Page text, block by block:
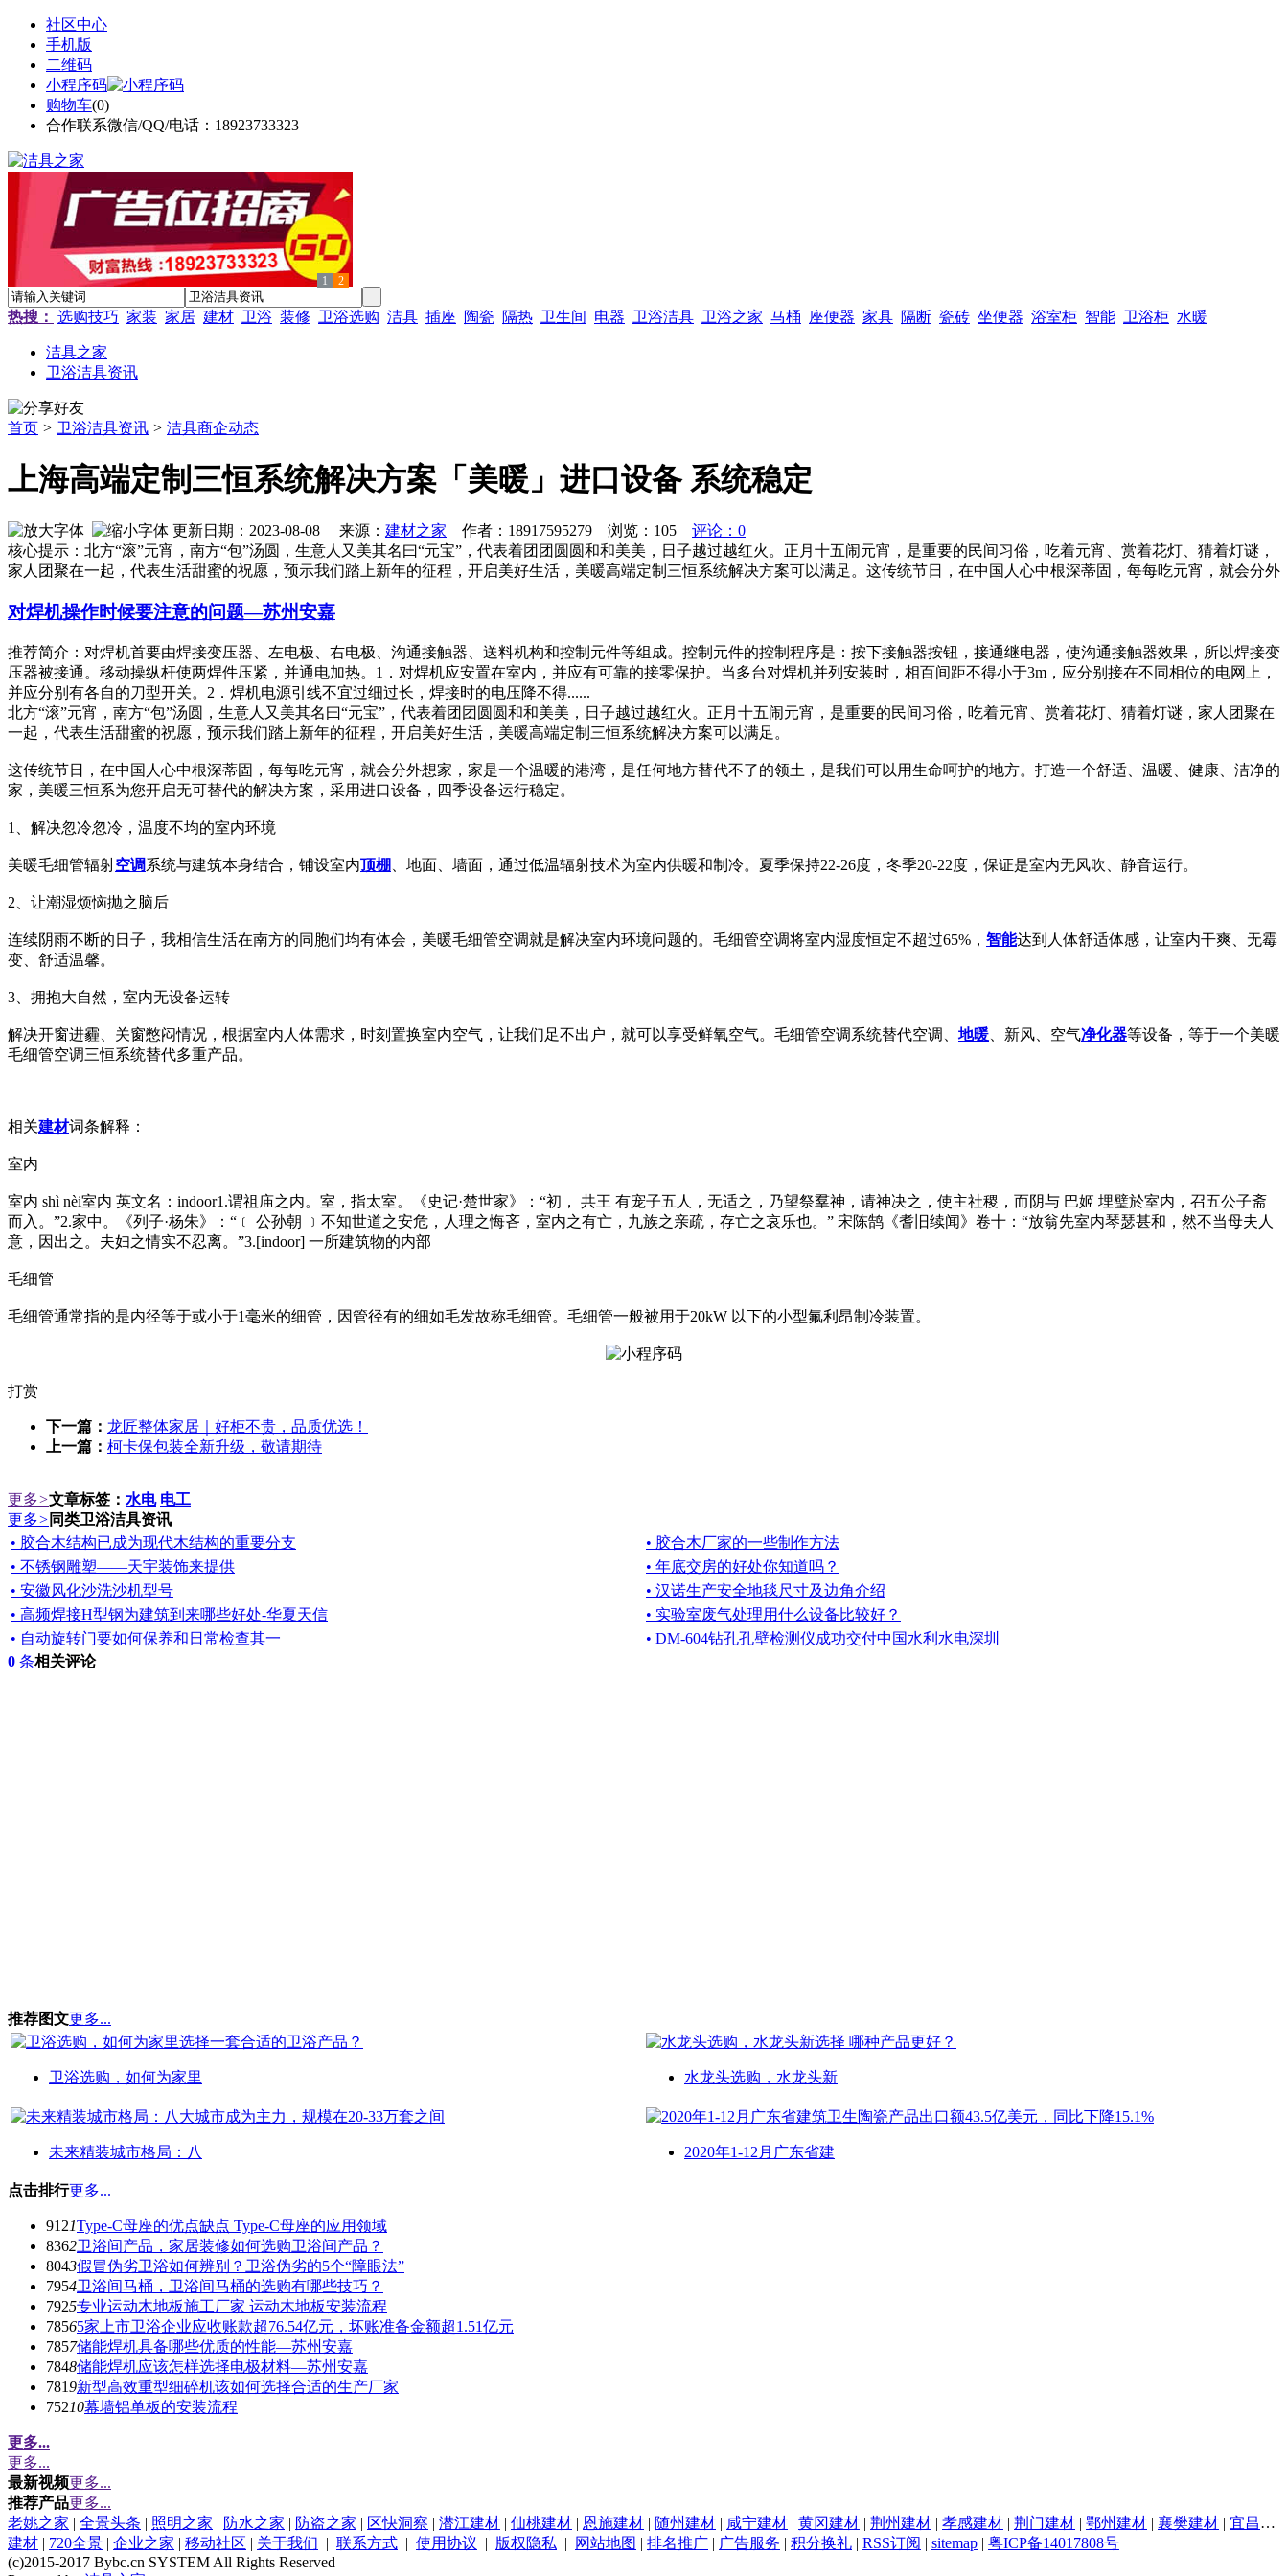
社区中心
手机版
二维码
小程序码
购物车(0)
合作联系微信/QQ/电话：18923733323
1 2
热搜： 选购技巧 家装 家居 建材 卫浴 装修 卫浴选购 洁具 插座 陶瓷 隔热 卫生间 电器 卫浴洁具 卫浴之家 马桶 座便器 家具 隔断 瓷砖 坐便器 浴室柜 智能 卫浴柜 水暖
洁具之家
卫浴洁具资讯
首页 > 卫浴洁具资讯 > 洁具商企动态
上海高端定制三恒系统解决方案「美暖」进口设备 系统稳定
更新日期：2023-08-08 来源： 建材之家 作者：18917595279 浏览： 105
评论：0
核心提示：北方“滚”元宵，南方“包”汤圆，生意人又美其名曰“元宝”，代表着团团圆圆和和美美，日子越过越红火。正月十五闹元宵，是重要的民间习俗，吃着元宵、赏着花灯、猜着灯谜，
家人团聚在一起，代表生活甜蜜的祝愿，预示我们踏上新年的征程，开启美好生活，美暖高端定制三恒系统解决方案可以满足。这传统节日，在中国人心中根深蒂固，每每吃元宵，就会分外
对焊机操作时候要注意的问题—苏州安嘉
推荐简介：对焊机首要由焊接变压器、左电极、右电极、沟通接触器、送料机构和控制元件等组成。控制元件的控制程序是：按下接触器按钮，接通继电器，使沟通接触器效果，所以焊接变
压器被接通。移动操纵杆使两焊件压紧，并通电加热。1．对焊机应安置在室内，并应有可靠的接零保护。当多台对焊机并列安装时，相百间距不得小于3m，应分别接在不同相位的电网上，
并应分别有各自的刀型开关。2．焊机电源引线不宜过细过长，焊接时的电压降不得......
北方“滚”元宵，南方“包”汤圆，生意人又美其名曰“元宝”，代表着团团圆圆和和美美，日子越过越红火。正月十五闹元宵，是重要的民间习俗，吃着元宵、赏着花灯、猜着灯谜，家人团聚在
一起，代表生活甜蜜的祝愿，预示我们踏上新年的征程，开启美好生活，美暖高端定制三恒系统解决方案可以满足。
这传统节日，在中国人心中根深蒂固，每每吃元宵，就会分外想家，家是一个温暖的港湾，是任何地方替代不了的领土，是我们可以用生命呵护的地方。打造一个舒适、温暖、健康、洁净的
家，美暖三恒系为您开启无可替代的解决方案，采用进口设备，四季设备运行稳定。
1、解决忽冷忽冷，温度不均的室内环境
美暖毛细管辐射空调系统与建筑本身结合，铺设室内顶棚 、地面、墙面，通过低温辐射技术为室内供暖和制冷。夏季保持22-26度，冬季20-22度，保证是室内无风吹、静音运行。
2、让潮湿烦恼抛之脑后
连续阴雨不断的日子，我相信生活在南方的同胞们均有体会，美暖毛细管空调就是解决室内环境问题的。毛细管空调将室内湿度恒定不超过65%， 智能达到人体舒适体感，让室内干爽、无霉
变、舒适温馨。
3、拥抱大自然，室内无设备运转
解决开窗进霾、关窗憋闷情况，根据室内人体需求，时刻置换室内空气，让我们足不出户，就可以享受鲜氧空气。毛细管空调系统替代空调、 地暖 、新风、空气净化器等设备，等于一个美暖
毛细管空调三恒系统替代多重产品。
相关建材词条解释：
室内
室内 shì nèi室内 英文名：indoor1.谓祖庙之内。室，指太室。《史记·楚世家》：“初， 共王 有宠子五人，无适之，乃望祭羣神，请神决之，使主社稷，而阴与 巴姬 埋璧於室内，召五公子斋
而入。”2.家中。《列子·杨朱》：“﹝ 公孙朝 ﹞不知世道之安危，人理之悔吝，室内之有亡，九族之亲疏，存亡之哀乐也。” 宋陈鹄《耆旧续闻》卷十：“放翁先室内琴瑟甚和，然不当母夫人
意，因出之。夫妇之情实不忍离。”3.[indoor] 一所建筑物的内部
毛细管
毛细管通常指的是内径等于或小于1毫米的细管，因管径有的细如毛发故称毛细管。毛细管一般被用于20kW 以下的小型氟利昂制冷装置。
打赏
下一篇： 龙匠整体家居｜好柜不贵，品质优选！
上一篇： 柯卡保包装全新升级，敬请期待
更多>文章标签： 水电 电工
更多> 同类卫浴洁具资讯
• 胶合木结构已成为现代木结构的重要分支
• 胶合木厂家的一些制作方法
• 不锈钢雕塑——天宇装饰来提供
• 年底交房的好处你知道吗？
• 安徽风化沙洗沙机型号
• 汉诺生产安全地毯尺寸及边角介绍
• 高频焊接H型钢为建筑到来哪些好处-华夏天信
• 实验室废气处理用什么设备比较好？
• 自动旋转门要如何保养和日常检查其一
• DM-604钻孔孔壁检测仪成功交付中国水利水电深圳
0 条相关评论
推荐图文更多...
卫浴选购，如何为家里 水龙头选购，水龙头新
未来精装城市格局：八 2020年1-12月广东省建
点击排行更多...
9121Type-C母座的优点缺点 Type-C母座的应用领域
8362卫浴间产品，家居装修如何选购卫浴间产品？
8043假冒伪劣卫浴如何辨别？卫浴伪劣的5个“障眼法”
7954卫浴间马桶，卫浴间马桶的选购有哪些技巧？
7925专业运动木地板施工厂家 运动木地板安装流程
78565家上市卫浴企业应收账款超76.54亿元，坏账准备金额超1.51亿元
7857储能焊机具备哪些优质的性能—苏州安嘉
7848储能焊机应该怎样选择电极材料—苏州安嘉
7819新型高效重型细碎机该如何选择合适的生产厂家
75210幕墙铝单板的安装流程
更多...
更多...
最新视频更多...
推荐产品更多...
老姚之家 | 全景头条 | 照明之家 | 防水之家 | 防盗之家 | 区快洞察 | 潜江建材 | 仙桃建材 | 恩施建材 | 随州建材 | 咸宁建材 | 黄冈建材 | 荆州建材 | 孝感建材 | 荆门建材 | 鄂州建材 | 襄樊建材 | 宜昌建材
建材 | 720全景 | 企业之家 | 移动社区 | 关于我们 | 联系方式 | 使用协议 | 版权隐私 | 网站地图 | 排名推广 | 广告服务 | 积分换礼 | RSS订阅 | sitemap | 粤ICP备14017808号
(c)2015-2017 Bybc.cn SYSTEM All Rights Reserved